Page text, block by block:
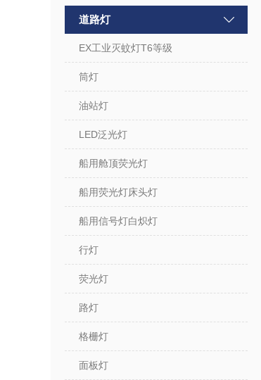
道路灯
EX工业灭蚊灯T6等级
筒灯
油站灯
LED泛光灯
船用舱顶荧光灯
船用荧光灯床头灯
船用信号灯白炽灯
行灯
荧光灯
路灯
格栅灯
面板灯